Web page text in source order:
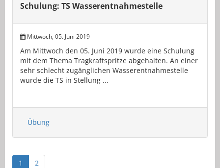
Schulung: TS Wasserentnahmestelle
Mittwoch, 05. Juni 2019
Am Mittwoch den 05. Juni 2019 wurde eine Schulung
mit dem Thema Tragkraftspritze abgehalten. An einer
sehr schlecht zugänglichen Wasserentnahmestelle
wurde die TS in Stellung ...
Übung
1 2